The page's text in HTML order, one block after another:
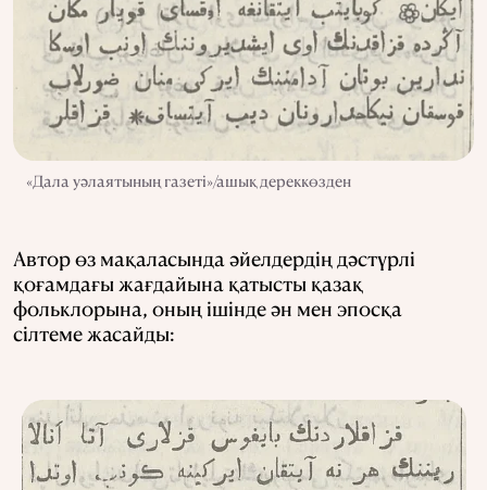
«Дала уәлаятының газеті»/ашық дереккөзден
Автор өз мақаласында әйелдердің дәстүрлі
қоғамдағы жағдайына қатысты қазақ
фольклорына, оның ішінде ән мен эпосқа
сілтеме жасайды: